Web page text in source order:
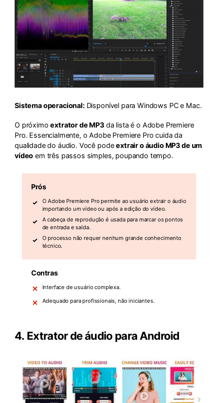
Sistema operacional: Disponível para Windows PC e Mac.
O próximo extrator de MP3 da lista é o Adobe Premiere
Pro. Essencialmente, o Adobe Premiere Pro cuida da
qualidade do áudio. Você pode extrair o áudio MP3 de um
vídeo em três passos simples, poupando tempo.
Prós
O Adobe Premiere Pro permite ao usuário extrair o áudio
importando um vídeo ou após a edição do vídeo.
A cabeça de reprodução é usada para marcar os pontos
de entrada e saída.
O processo não requer nenhum grande conhecimento
técnico.
Contras
Interface de usuário complexa.
Adequado para profissionais, não iniciantes.
4. Extrator de áudio para Android